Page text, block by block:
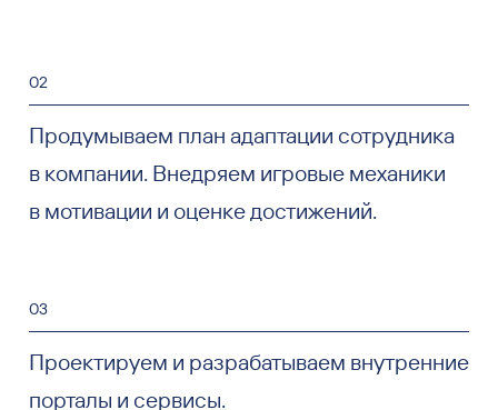
02
Продумываем план адаптации сотрудника
в компании. Внедряем игровые механики
в мотивации и оценке достижений.
03
Проектируем и разрабатываем внутренние
порталы и сервисы.